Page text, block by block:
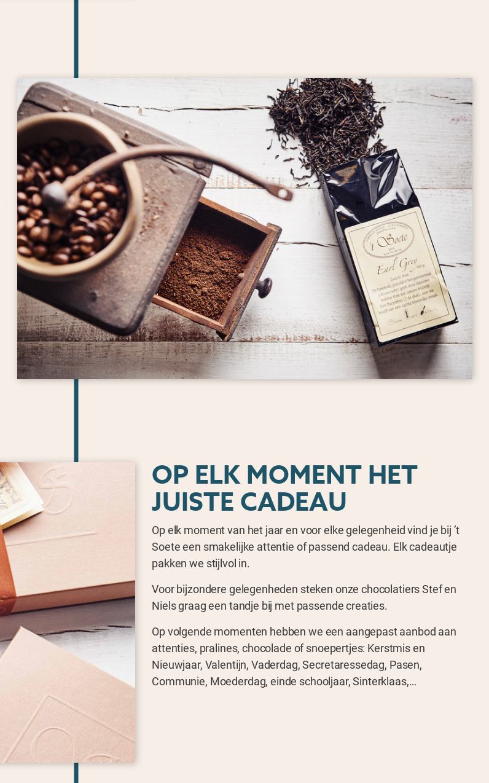
OP ELK MOMENT HET
JUISTE CADEAU
Op elk moment van het jaar en voor elke gelegenheid vind je bij ’t
Soete een smakelijke attentie of passend cadeau. Elk cadeautje
pakken we stijlvol in.
Voor bijzondere gelegenheden steken onze chocolatiers Stef en
Niels graag een tandje bij met passende creaties.
Op volgende momenten hebben we een aangepast aanbod aan
attenties, pralines, chocolade of snoepertjes: Kerstmis en
Nieuwjaar, Valentijn, Vaderdag, Secretaressedag, Pasen,
Communie, Moederdag, einde schooljaar, Sinterklaas,…